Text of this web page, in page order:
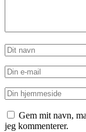
Gem mit navn,
jeg kommenterer.